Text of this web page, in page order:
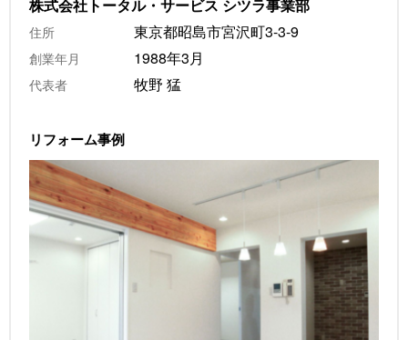
株式会社トータル・サービス シツラ事業部
住所 東京都昭島市宮沢町3-3-9
創業年月 1988年3月
代表者 牧野 猛
リフォーム事例